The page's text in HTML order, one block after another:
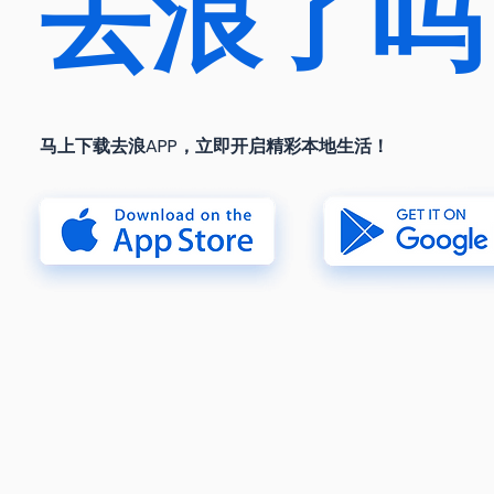
​马上下载去浪APP，立即开启精彩本地生活！